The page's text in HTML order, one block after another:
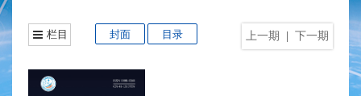
上一期 下一期
栏目 封面 目录